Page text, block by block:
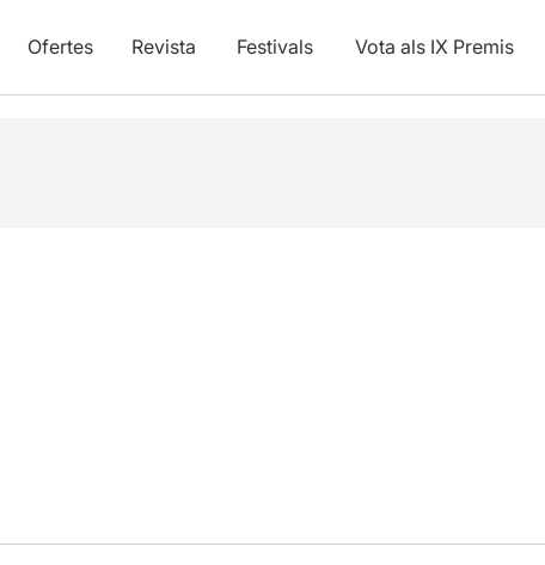
Ofertes Revista Festivals Vota als IX Premis